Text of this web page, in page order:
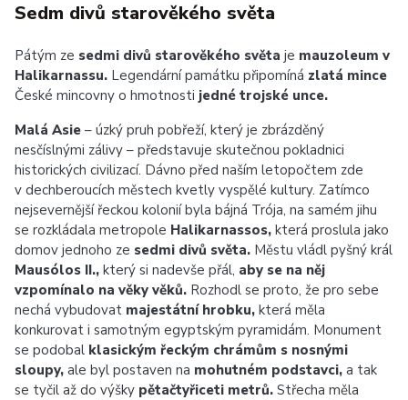
Sedm divů starověkého světa
Pátým ze sedmi divů starověkého světa je mauzoleum v
Halikarnassu. Legendární památku připomíná zlatá mince
České mincovny o hmotnosti jedné trojské unce.
Malá Asie – úzký pruh pobřeží, který je zbrázděný
nesčíslnými zálivy – představuje skutečnou pokladnici
historických civilizací. Dávno před naším letopočtem zde
v dechberoucích městech kvetly vyspělé kultury. Zatímco
nejsevernější řeckou kolonií byla bájná Trója, na samém jihu
se rozkládala metropole Halikarnassos, která proslula jako
domov jednoho ze sedmi divů světa. Městu vládl pyšný král
Mausólos II., který si nadevše přál, aby se na něj
vzpomínalo na věky věků. Rozhodl se proto, že pro sebe
nechá vybudovat majestátní hrobku, která měla
konkurovat i samotným egyptským pyramidám. Monument
se podobal klasickým řeckým chrámům s nosnými
sloupy, ale byl postaven na mohutném podstavci, a tak
se tyčil až do výšky pětačtyřiceti metrů. Střecha měla